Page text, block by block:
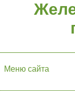
Меню сайта